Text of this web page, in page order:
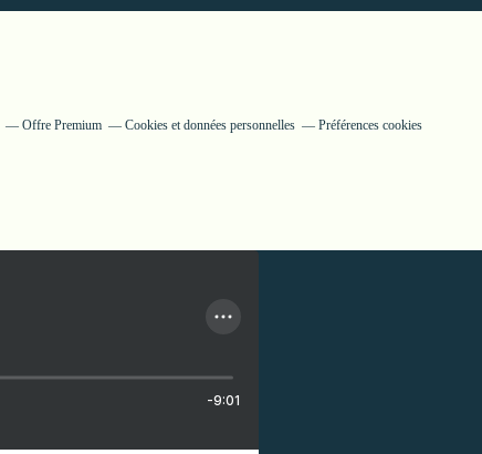
Offre Premium Cookies et données personnelles Préférences cookies
-9:01